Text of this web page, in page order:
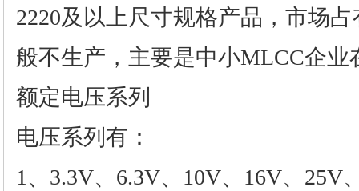
2220及以上尺寸规格产品，市场
般不生产，主要是中小MLCC企业
额定电压系列
电压系列有：
1、3.3V、6.3V、10V、16V、25V